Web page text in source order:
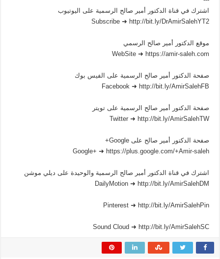
اشترك في قناة الدكتور أمير صالح الرسمية على اليوتيوب
Subscribe ➜ http://bit.ly/DrAmirSalehYT2
موقع الدكتور أمير صالح الرسمي
WebSite ➜ https://amir-saleh.com
صفحة الدكتور أمير صالح الرسمية على الفيس بوك
Facebook ➜ http://bit.ly/AmirSalehFB
صفحة الدكتور أمير صالح الرسمية على تويتر
Twitter ➜ http://bit.ly/AmirSalehTW
صفحة الدكتور أمير صالح على Google+
Google+ ➜ https://plus.google.com/+Amir-saleh
اشترك في قناة الدكتور أمير صالح الرسمية والوحيدة على ديلي موشن
DailyMotion ➜ http://bit.ly/AmirSalehDM
Pinterest ➜ http://bit.ly/AmirSalehPin
Sound Cloud ➜ http://bit.ly/AmirSalehSC